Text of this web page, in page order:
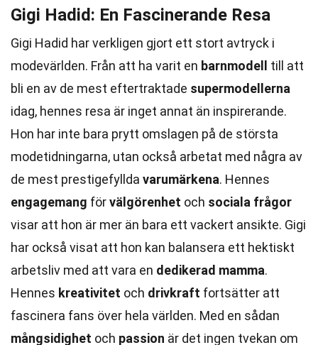
Gigi Hadid: En Fascinerande Resa
Gigi Hadid har verkligen gjort ett stort avtryck i
modevärlden. Från att ha varit en barnmodell
till att
bli en av de mest eftertraktade supermodellerna
idag, hennes resa är inget annat än inspirerande.
Hon har inte bara prytt omslagen på de största
modetidningarna, utan också arbetat med några av
de mest prestigefyllda varumärkena. Hennes
engagemang förvälgörenhet och sociala frågor
visar att hon är mer än bara ett vackert ansikte. Gigi
har också visat att hon kan balansera ett hektiskt
arbetsliv med att vara en dedikerad mamma.
Hennes kreativitet och drivkraft fortsätter att
fascinera fans över hela världen. Med en sådan
mångsidighet och passion är det ingen tvekan om